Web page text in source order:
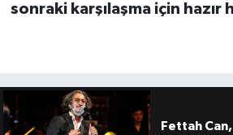
sonraki karşılaşma için hazır
Fettah